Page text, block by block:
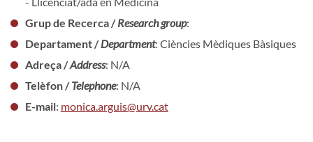
Grup de Recerca /Research group:
Departament /Department: Ciències Mèdiques Bàsiques
Adreça /Address: N/A
Telèfon /Telephone: N/A
E-mail: monica.arguis@urv.cat